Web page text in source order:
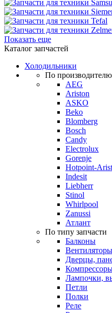
Показать еще
Каталог запчастей
Холодильники
По производителю
AEG
Ariston
ASKO
Beko
Blomberg
Bosch
Candy
Electrolux
Gorenje
Hotpoint-
Indesit
Liebherr
Stinol
Whirlpool
Zanussi
Атлант
По типу запчасти
Балконы
Вентиляторы
Дверцы,
Лампочки,
Петли
Полки
Реле